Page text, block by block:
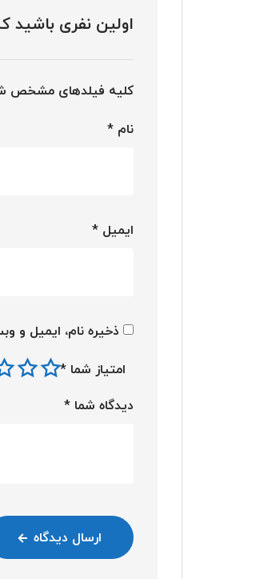
اولین نفری باشید که
کلیه فیلدهای مشخص
نام *
ایمیل *
ذخیره نام، ایمیل و
امتیاز شما *
دیدگاه شما *
ارسال دیدگاه